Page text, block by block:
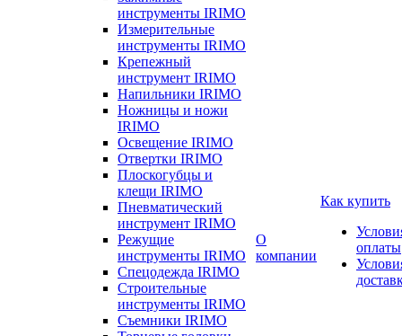
инструменты IRIMO
Измерительные
инструменты IRIMO
Крепежный
инструмент IRIMO
Напильники IRIMO
Ножницы и ножи
IRIMO
Освещение IRIMO
Отвертки IRIMO
Плоскогубцы и
клещи IRIMO
Пневматический
инструмент IRIMO
Режущие
инструменты IRIMO
Спецодежда IRIMO
Строительные
инструменты IRIMO
Съемники IRIMO
О
компании
Как купить
оплаты